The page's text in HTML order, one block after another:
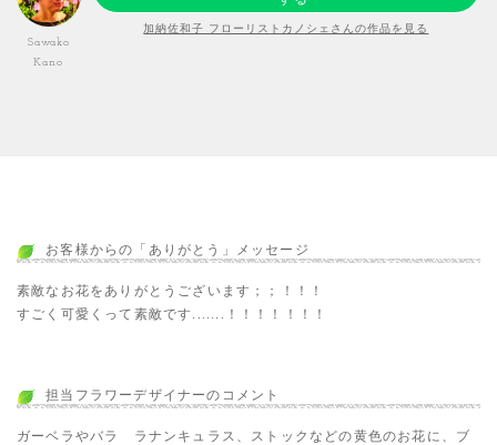
Sawako
Kano
加納佐和子 フローリストカノシェさんの作品を見る
お客様からの「ありがとう」メッセージ
素敵なお花をありがとうございます；；！！！
すごく可愛くって素敵です.......！！！！！！！
担当フラワーデザイナーのコメント
ガーベラやバラ ラナンキュラス、ストックなどの黄色のお花に、ブ